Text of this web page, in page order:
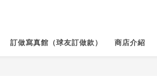
訂做寫真館（球友訂做款） 商店介紹